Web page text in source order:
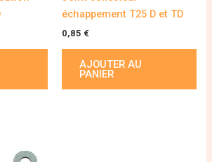
échappement T25 D et TD
0,85 €
AJOUTER AU
PANIER